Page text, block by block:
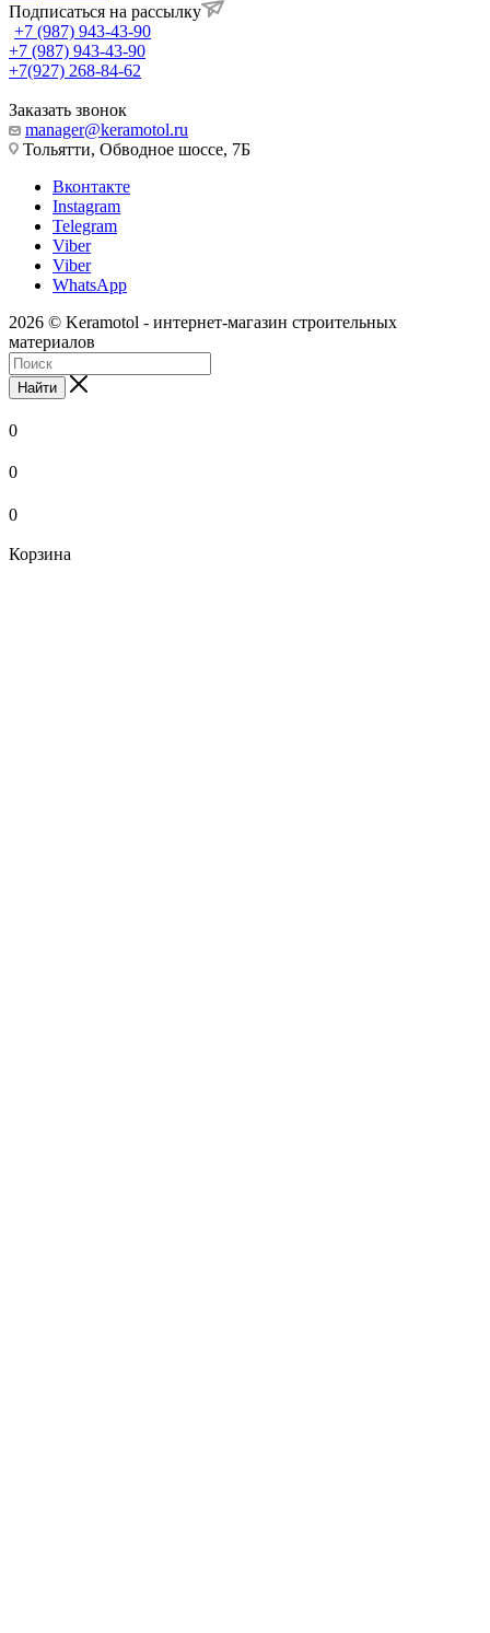
Подписаться на рассылку
+7 (987) 943-43-90
+7 (987) 943-43-90
+7(927) 268-84-62
Заказать звонок
manager@keramotol.ru
Тольятти, Обводное шоссе, 7Б
Вконтакте
Instagram
Telegram
Viber
Viber
WhatsApp
2026 © Keramotol - интернет-магазин строительных
материалов
Найти
0
0
0
Корзина